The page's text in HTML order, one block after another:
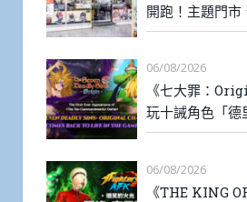
開跑！主題門
06/08/2026
《七大罪：
玩十誡角色「德
06/08/2026
《THE KING